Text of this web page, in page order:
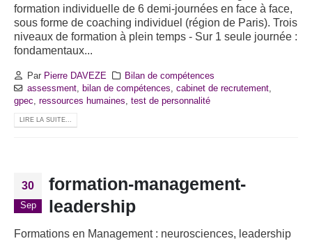
formation individuelle de 6 demi-journées en face à face,
sous forme de coaching individuel (région de Paris). Trois
niveaux de formation à plein temps - Sur 1 seule journée :
fondamentaux...
Par Pierre DAVEZE
Bilan de compétences
assessment, bilan de compétences, cabinet de recrutement,
gpec, ressources humaines, test de personnalité
LIRE LA SUITE...
30
Sep
formation-management-
leadership
Formations en Management : neurosciences, leadership